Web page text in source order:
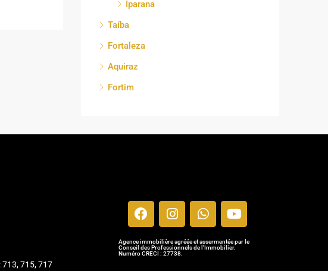
Iparana
Taíba
Fortaleza
Aquiraz
Fortim
713, 715, 717
Agence immobilière agréée et assermentée par le
Conseil des Professionnels de l'Immobilier.
Numéro CRECI : 27738.